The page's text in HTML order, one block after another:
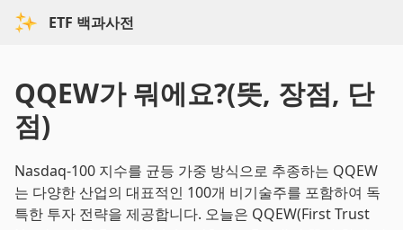
ETF 백과사전
QQEW가 뭐에요?(뜻, 장점, 단
점)
Nasdaq-100 지수를 균등 가중 방식으로 추종하는 QQEW
는 다양한 산업의 대표적인 100개 비기술주를 포함하여 독
특한 투자 전략을 제공합니다. 오늘은 QQEW(First Trust